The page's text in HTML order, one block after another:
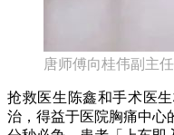
唐师傅向桂伟副主
抢救医生陈鑫和手术医
治，得益于医院胸痛中心